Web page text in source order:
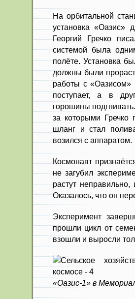
На орбитальной
установка «Оазис»
Георгий Гречко
системой была
полёте. Установка
должны были
работы с «Оазисом»
поступает, а в
горошины
за которыми Гречко
шланг и стал
возился с аппаратом.
Космонавт
не загубил
растут
Оказалось, что он
Эксперимент
прошли цикл от
взошли и выросли
«Оазис-1» в